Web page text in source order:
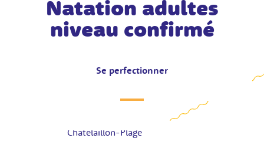
Natation adultes
niveau confirmé
Se perfectionner